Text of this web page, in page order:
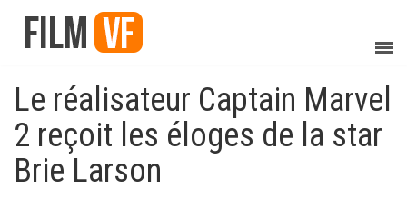
Le réalisateur Captain Marvel
2 reçoit les éloges de la star
Brie Larson